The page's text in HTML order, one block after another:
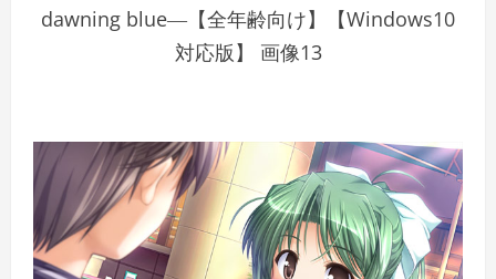
dawning blue―【全年齢向け】【Windows10
対応版】 画像13